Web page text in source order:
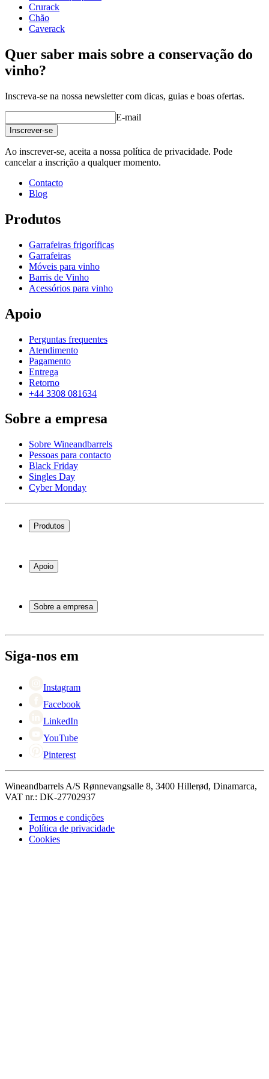
Crurack
Chão
Caverack
Quer saber mais sobre a conservação do
vinho?
Inscreva-se na nossa newsletter com dicas, guias e boas ofertas.
E-mail
Inscrever-se
Ao inscrever-se, aceita a nossa política de privacidade. Pode
cancelar a inscrição a qualquer momento.
Contacto
Blog
Produtos
Garrafeiras frigoríficas
Garrafeiras
Móveis para vinho
Barris de Vinho
Acessórios para vinho
Apoio
Perguntas frequentes
Atendimento
Pagamento
Entrega
Retorno
+44 3308 081634
Sobre a empresa
Sobre Wineandbarrels
Pessoas para contacto
Black Friday
Singles Day
Cyber Monday
Produtos
Garrafeiras
Móveis para vinho
Apoio
Atendimento
Pagamento
Retorno
Sobre a empresa
Black Friday
Singles Day
Siga-nos em
Instagram
Facebook
LinkedIn
YouTube
Pinterest
Wineandbarrels A/S Rønnevangsalle 8, 3400 Hillerød, Dinamarca,
VAT nr.: DK-27702937
Termos e condições
Política de privacidade
Cookies